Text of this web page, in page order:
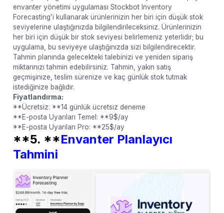
envanter yönetimi uygulaması Stockbot Inventory
Forecasting’i kullanarak ürünlerinizin her biri için düşük stok
seviyelerine ulaştığınızda bilgilendirileceksiniz. Ürünlerinizin
her biri için düşük bir stok seviyesi belirlemeniz yeterlidir; bu
uygulama, bu seviyeye ulaştığınızda sizi bilgilendirecektir.
Tahmin planında gelecekteki talebinizi ve yeniden sipariş
miktarınızı tahmin edebilirsiniz. Tahmin, yakın satış
geçmişinize, teslim sürenize ve kaç günlük stok tutmak
istediğinize bağlıdır.
Fiyatlandırma:
**Ücretsiz: **14 günlük ücretsiz deneme
**E-posta Uyarıları Temel: **9$/ay
**E-posta Uyarıları Pro: **25$/ay
**5. **Envanter Planlayıcı
Tahmini